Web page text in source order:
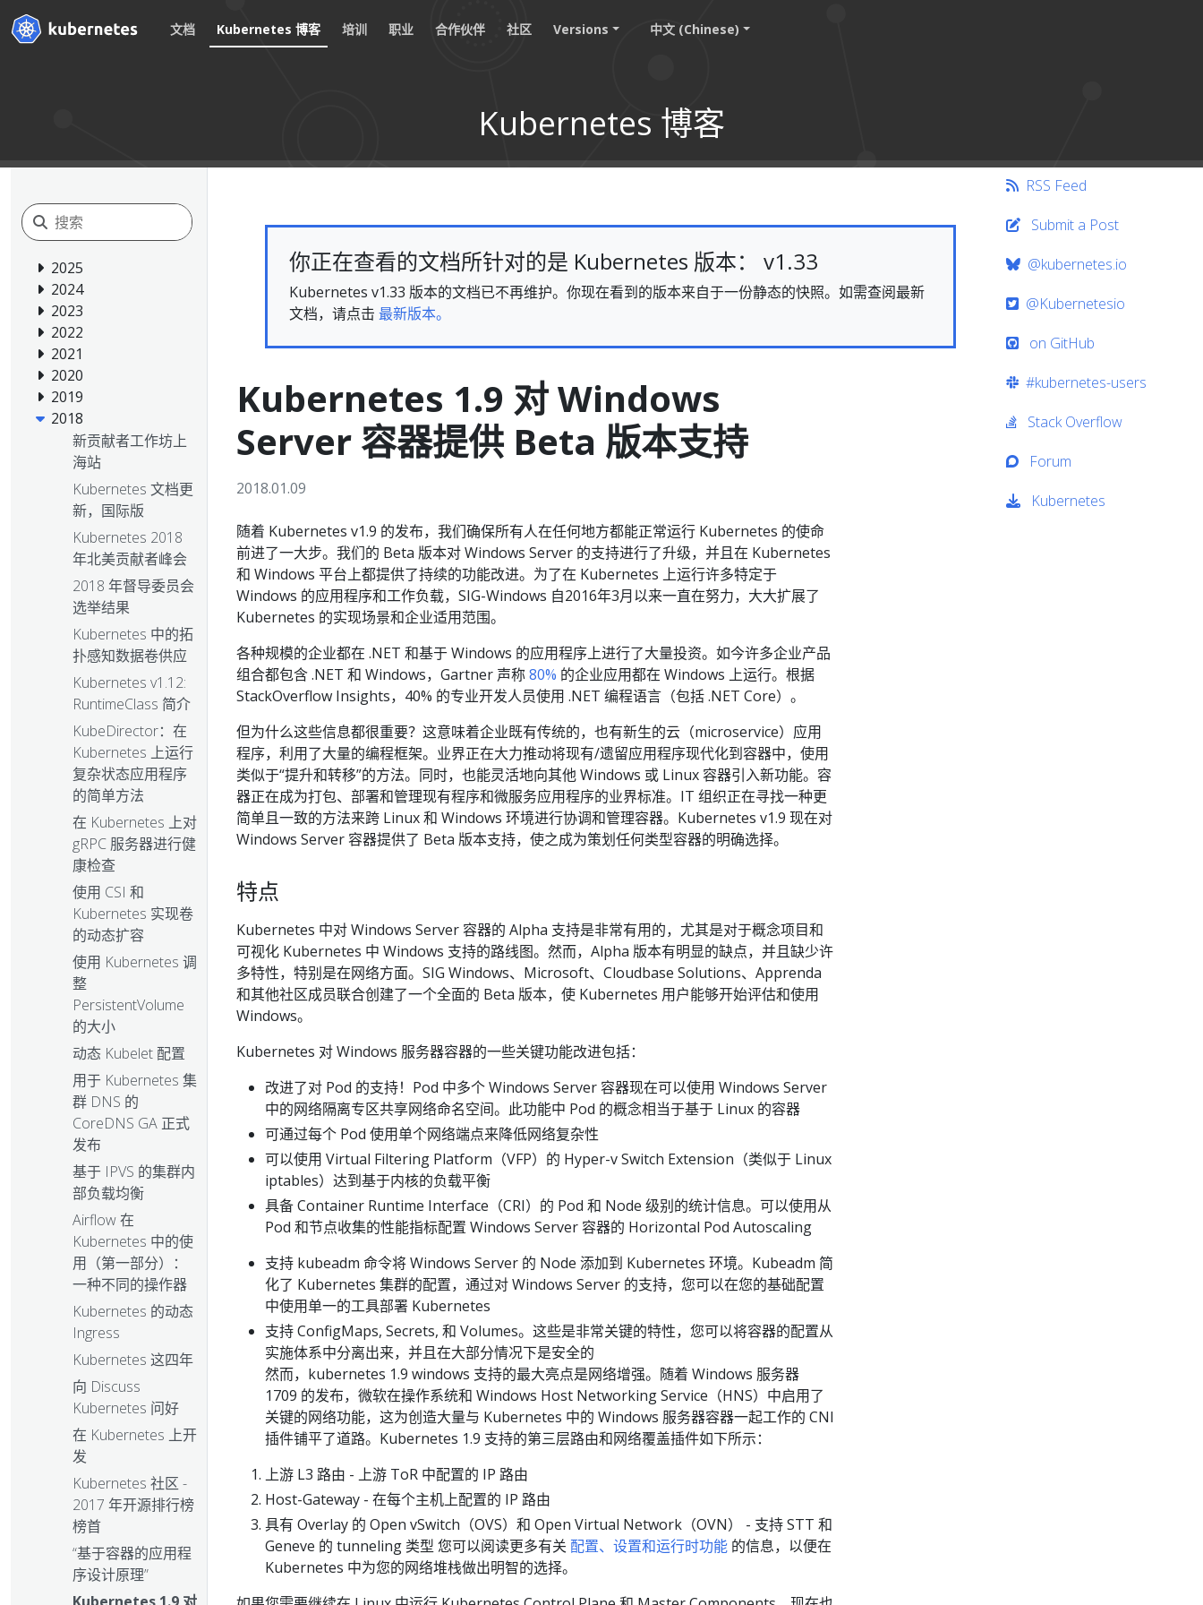
文档 Kubernetes 博客 培训 职业 合作伙伴 社区 Versions 中文 (Chinese)
Kubernetes 博客
2025
2024
2023
2022
2021
2020
2019
2018
新贡献者工作坊上
海站
Kubernetes 文档更
新，国际版
Kubernetes 2018
年北美贡献者峰会
2018 年督导委员会
选举结果
Kubernetes 中的拓
扑感知数据卷供应
Kubernetes v1.12:
RuntimeClass 简介
KubeDirector：在
Kubernetes 上运行
复杂状态应用程序
的简单方法
在 Kubernetes 上对
gRPC 服务器进行健
康检查
使用 CSI 和
Kubernetes 实现卷
的动态扩容
使用 Kubernetes 调
整
PersistentVolume
的大小
动态 Kubelet 配置
用于 Kubernetes 集
群 DNS 的
CoreDNS GA 正式
发布
基于 IPVS 的集群内
部负载均衡
Airflow 在
Kubernetes 中的使
用（第一部分）：
一种不同的操作器
Kubernetes 的动态
Ingress
Kubernetes 这四年
向 Discuss
Kubernetes 问好
在 Kubernetes 上开
发
Kubernetes 社区 -
2017 年开源排行榜
榜首
“基于容器的应用程
序设计原理”
你正在查看的文档所针对的是 Kubernetes 版本： v1.33
Kubernetes v1.33 版本的文档已不再维护。你现在看到的版本来自于一份静态的快照。如需查阅最新
文档，请点击 最新版本。
Kubernetes 1.9 对 Windows
Server 容器提供 Beta 版本支持
2018.01.09
随着 Kubernetes v1.9 的发布，我们确保所有人在任何地方都能正常运行 Kubernetes 的使命
前进了一大步。我们的 Beta 版本对 Windows Server 的支持进行了升级，并且在 Kubernetes
和 Windows 平台上都提供了持续的功能改进。为了在 Kubernetes 上运行许多特定于
Windows 的应用程序和工作负载，SIG-Windows 自2016年3月以来一直在努力，大大扩展了
Kubernetes 的实现场景和企业适用范围。
各种规模的企业都在 .NET 和基于 Windows 的应用程序上进行了大量投资。如今许多企业产品
组合都包含 .NET 和 Windows，Gartner 声称80% 的企业应用都在 Windows 上运行。根据
StackOverflow Insights，40% 的专业开发人员使用 .NET 编程语言（包括 .NET Core）。
但为什么这些信息都很重要？这意味着企业既有传统的，也有新生的云（microservice）应用
程序，利用了大量的编程框架。业界正在大力推动将现有/遗留应用程序现代化到容器中，使用
类似于“提升和转移”的方法。同时，也能灵活地向其他 Windows 或 Linux 容器引入新功能。容
器正在成为打包、部署和管理现有程序和微服务应用程序的业界标准。IT 组织正在寻找一种更
简单且一致的方法来跨 Linux 和 Windows 环境进行协调和管理容器。Kubernetes v1.9 现在对
Windows Server 容器提供了 Beta 版本支持，使之成为策划任何类型容器的明确选择。
特点
Kubernetes 中对 Windows Server 容器的 Alpha 支持是非常有用的，尤其是对于概念项目和
可视化 Kubernetes 中 Windows 支持的路线图。然而，Alpha 版本有明显的缺点，并且缺少许
多特性，特别是在网络方面。SIG Windows、Microsoft、Cloudbase Solutions、Apprenda
和其他社区成员联合创建了一个全面的 Beta 版本，使 Kubernetes 用户能够开始评估和使用
Windows。
Kubernetes 对 Windows 服务器容器的一些关键功能改进包括：
改进了对 Pod 的支持！Pod 中多个 Windows Server 容器现在可以使用 Windows Server
中的网络隔离专区共享网络命名空间。此功能中 Pod 的概念相当于基于 Linux 的容器
可通过每个 Pod 使用单个网络端点来降低网络复杂性
可以使用 Virtual Filtering Platform（VFP）的 Hyper-v Switch Extension（类似于 Linux
iptables）达到基于内核的负载平衡
具备 Container Runtime Interface（CRI）的 Pod 和 Node 级别的统计信息。可以使用从
Pod 和节点收集的性能指标配置 Windows Server 容器的 Horizontal Pod Autoscaling
支持 kubeadm 命令将 Windows Server 的 Node 添加到 Kubernetes 环境。Kubeadm 简
化了 Kubernetes 集群的配置，通过对 Windows Server 的支持，您可以在您的基础配置
中使用单一的工具部署 Kubernetes
支持 ConfigMaps, Secrets, 和 Volumes。这些是非常关键的特性，您可以将容器的配置从
实施体系中分离出来，并且在大部分情况下是安全的
然而，kubernetes 1.9 windows 支持的最大亮点是网络增强。随着 Windows 服务器
1709 的发布，微软在操作系统和 Windows Host Networking Service（HNS）中启用了
关键的网络功能，这为创造大量与 Kubernetes 中的 Windows 服务器容器一起工作的 CNI
插件铺平了道路。Kubernetes 1.9 支持的第三层路由和网络覆盖插件如下所示：
上游 L3 路由 - 上游 ToR 中配置的 IP 路由
Host-Gateway - 在每个主机上配置的 IP 路由
具有 Overlay 的 Open vSwitch（OVS）和 Open Virtual Network（OVN） - 支持 STT 和
Geneve 的 tunneling 类型 您可以阅读更多有关 配置、设置和运行时功能 的信息，以便在
Kubernetes 中为您的网络堆栈做出明智的选择。
RSS Feed
Submit a Post
@kubernetes.io
@Kubernetesio
on GitHub
#kubernetes-users
Stack Overflow
Forum
Kubernetes